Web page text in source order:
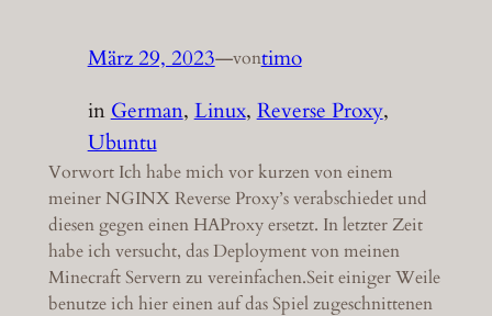
März 29, 2023—vontimo
in German, Linux, Reverse Proxy
Ubuntu
Vorwort Ich habe mich vor kurzen von einem
meiner NGINX Reverse Proxy’s verabschiedet und
diesen gegen einen HAProxy ersetzt. In letzter Zeit
habe ich versucht, das Deployment von meinen
Minecraft Servern zu vereinfachen.Seit einiger Weile
benutze ich hier einen auf das Spiel zugeschnittenen